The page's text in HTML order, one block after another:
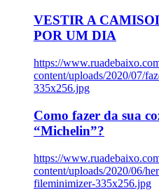
VESTIR A
POR UM DIA
https://
content/uploads/2020/07/
335x256.jpg
Como fazer da sua
“Michelin”?
https://
content/uploads/2020/06/
fileminimizer-335x256.jpg